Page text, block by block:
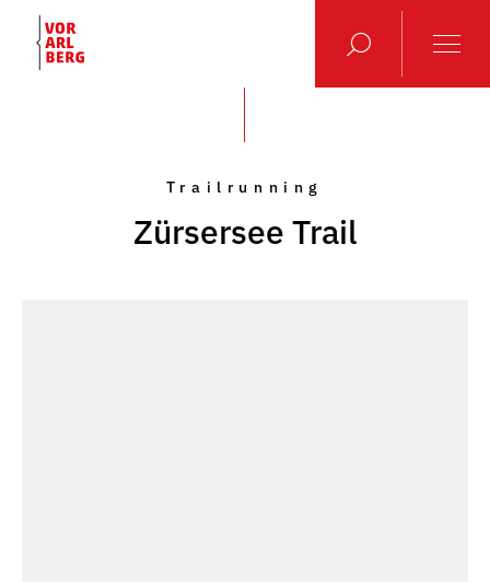
Trailrunning
Zürsersee Trail